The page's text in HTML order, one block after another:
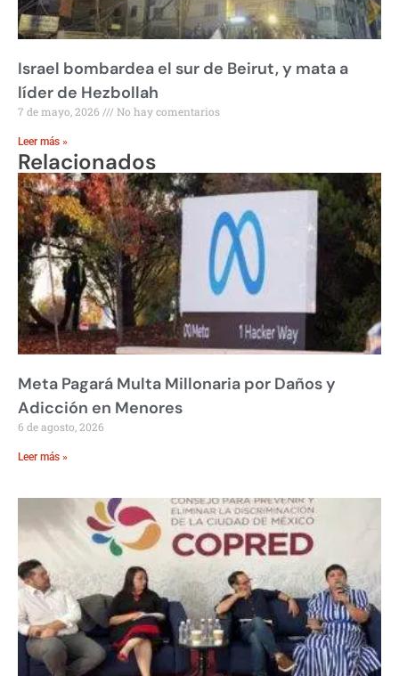
Israel bombardea el sur de Beirut, y mata a
líder de Hezbollah
7 de mayo, 2026 No hay comentarios
Leer más »
Relacionados
Meta Pagará Multa Millonaria por Daños y
Adicción en Menores
6 de agosto, 2026
Leer más »